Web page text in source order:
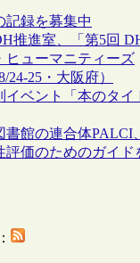
記録を募集中
推進室、「第5回
ヒューマニティーズ
25・大阪府）
ベント「本のタイ
館の連合体PALCI、
評価のためのガイド